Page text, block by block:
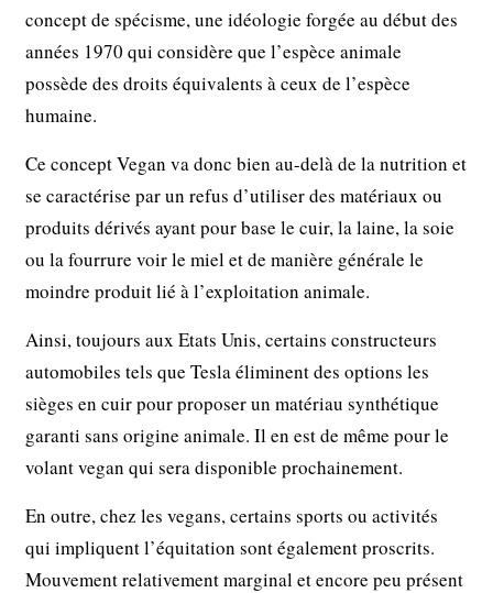
concept de spécisme, une idéologie forgée au début des
années 1970 qui considère que l’espèce animale
possède des droits équivalents à ceux de l’espèce
humaine.
Ce concept Vegan va donc bien au-delà de la nutrition et
se caractérise par un refus d’utiliser des matériaux ou
produits dérivés ayant pour base le cuir, la laine, la soie
ou la fourrure voir le miel et de manière générale le
moindre produit lié à l’exploitation animale.
Ainsi, toujours aux Etats Unis, certains constructeurs
automobiles tels que Tesla éliminent des options les
sièges en cuir pour proposer un matériau synthétique
garanti sans origine animale. Il en est de même pour le
volant vegan qui sera disponible prochainement.
En outre, chez les vegans, certains sports ou activités
qui impliquent l’équitation sont également proscrits.
Mouvement relativement marginal et encore peu présent